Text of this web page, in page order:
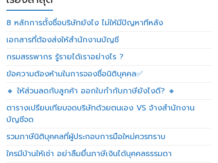
8 หลักการตั้งชื่อบริษัทยังไง ไม่ให้มีปัญหาทีหลัง
เอกสารที่ต้องส่งให้สำนักงานบัญชี
กรมสรรพากร รู้รายได้เราอย่างไร ?
ข้อความต้องห้ามในการจองชื่อนิติบุคคล✅
🔸 ให้ส่วนลดกับลูกค้า ออกใบกำกับภาษียังไงดี? 🔸
ตารางเปรียบเทียบจดบริษัทด้วยตนเอง VS จ้างสำนักงาน
บัญชีจด
รวมภาษีนิติบุคคลที่ผู้ประกอบการมือใหม่ควรทราบ
ใครมีบ้านให้เช่า อย่าลืมยื่นภาษีเงินได้บุคคลธรรมดา